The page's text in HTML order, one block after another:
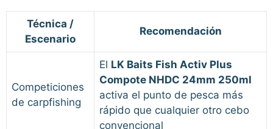
Técnica /
Escenario
Recomendación
Competiciones
de carpfishing
El LK Baits Fish Activ Plus
Compote NHDC 24mm 250ml
activa el punto de pesca más
rápido que cualquier otro cebo
convencional